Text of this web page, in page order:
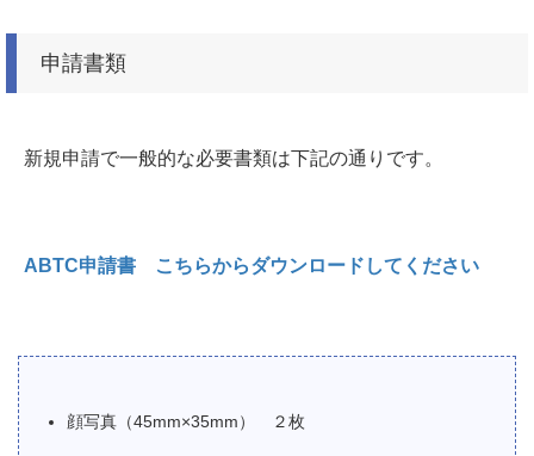
申請書類
新規申請で一般的な必要書類は下記の通りです。
ABTC申請書 こちらからダウンロードしてください
顔写真（45mm×35mm） ２枚